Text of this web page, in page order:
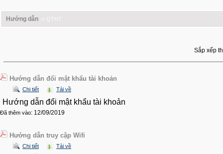
Hướng dẫn -> QTHT
Sắp xếp
Hướng dẫn đổi mật khẩu tài khoản
Chi tiết Tải về
Hướng dẫn đổi mật khẩu tài khoản
Đã thêm vào: 12/09/2019
Hướng dẫn truy cập Wifi
Chi tiết Tải về